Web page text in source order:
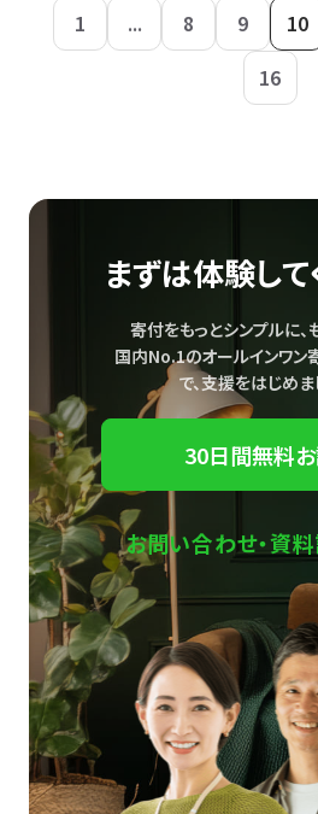
1 ... 8 9 10
16
まずは体験して
寄付をもっとシンプルに、
国内No.1のオールインワン
で、支援をはじめま
30日間無料
お問い合わせ・資